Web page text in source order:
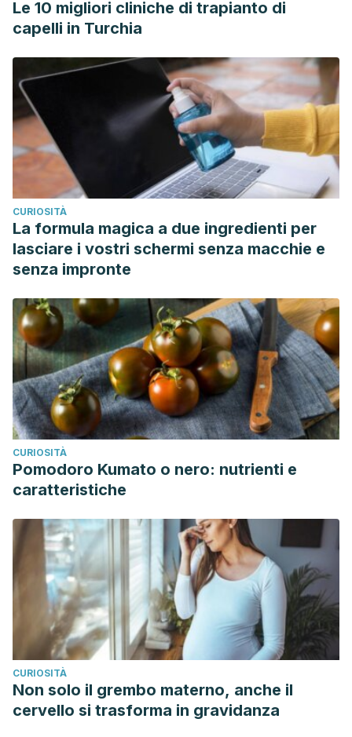
Le 10 migliori cliniche di trapianto di
capelli in Turchia
CURIOSITÀ
La formula magica a due ingredienti per
lasciare i vostri schermi senza macchie e
senza impronte
CURIOSITÀ
Pomodoro Kumato o nero: nutrienti e
caratteristiche
CURIOSITÀ
Non solo il grembo materno, anche il
cervello si trasforma in gravidanza